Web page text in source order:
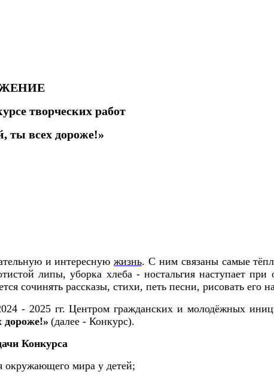
творческих работ
ты всех дороже!»
и интереснуюжизнь. С ним связаны самые
липы, уборка хлеба - ностальгия наступает
сочинять рассказы, стихи, петь песни, рисовать его
- 2025 гг. Центром гражданских и молодёжных
дороже!» (далее - Конкурс).
Конкурса
окружающего мира у детей;